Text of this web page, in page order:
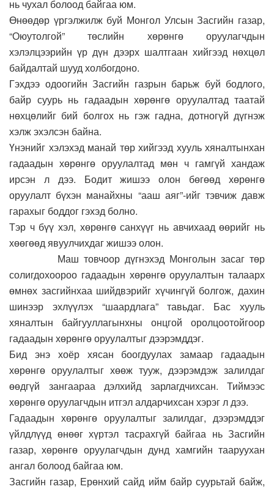
нь чухал болоод байгаа юм.
Өнөөдөр үргэлжилж буй Монгол Улсын Засгийн газар,
“Оюутолгой” төслийн хөрөнгө оруулагчдын
хэлэлцээрийн үр дүн дээрх шалтгаан хийгээд нөхцөл
байдалтай шууд холбогдоно.
Гэхдээ одоогийн Засгийн газрын барьж буй бодлого,
байр суурь нь гадаадын хөрөнгө оруулалтад таатай
нөхцөлийг бий болгох нь гэж гадна, дотногүй дүгнэж
хэлж эхэлсэн байна.
Үнэнийг хэлэхэд манай төр хийгээд хууль хяналтынхан
гадаадын хөрөнгө оруулалтад мөн ч гамгүй хандаж
ирсэн л дээ. Бодит жишээ олон бөгөөд хөрөнгө
оруулалт бүхэн манайхны “ааш аяг”-ийг тэвчиж давж
гарахыг боддог гэхэд болно.
Тэр ч бүү хэл, хөрөнгө санхүүг нь авчихаад өөрийг нь
хөөгөөд явуулчихдаг жишээ олон.
Маш товчоор дүгнэхэд Монголын засаг төр
солигдохоороо гадаадын хөрөнгө оруулалтын талаарх
өмнөх засгийнхаа шийдвэрийг хүчингүй болгож, дахин
шинээр эхлүүлэх “шаардлага” тавьдаг. Бас хууль
хяналтын байгууллагынхны онцгой оролцоотойгоор
гадаадын хөрөнгө оруулалтыг дээрэмддэг.
Бид энэ хоёр хясан боогдуулах замаар гадаадын
хөрөнгө оруулалтыг хөөж тууж, дээрэмдэж залилдаг
өөдгүй зангаараа дэлхийд зарлагдчихсан. Тиймээс
хөрөнгө оруулагчдын итгэл алдарчихсан хэрэг л дээ.
Гадаадын хөрөнгө оруулалтыг залилдаг, дээрэмддэг
үйлдлүүд өнөөг хүртэл тасрахгүй байгаа нь Засгийн
газар, хөрөнгө оруулагчдын дунд хамгийн тааруухан
ангал болоод байгаа юм.
Засгийн газар, Ерөнхий сайд ийм байр суурьтай байж,